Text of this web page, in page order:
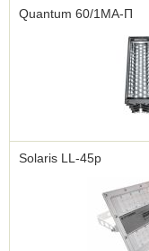
Quantum 60/1МА-П
Solaris LL-45p